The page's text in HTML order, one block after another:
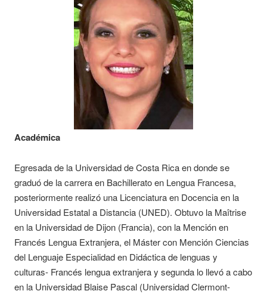
Académica
Egresada de la Universidad de Costa Rica en donde se
graduó de la carrera en Bachillerato en Lengua Francesa,
posteriormente realizó una Licenciatura en Docencia en la
Universidad Estatal a Distancia (UNED). Obtuvo la Maîtrise
en la Universidad de Dijon (Francia), con la Mención en
Francés Lengua Extranjera, el Máster con Mención Ciencias
del Lenguaje Especialidad en Didáctica de lenguas y
culturas- Francés lengua extranjera y segunda lo llevó a cabo
en la Universidad Blaise Pascal (Universidad Clermont-